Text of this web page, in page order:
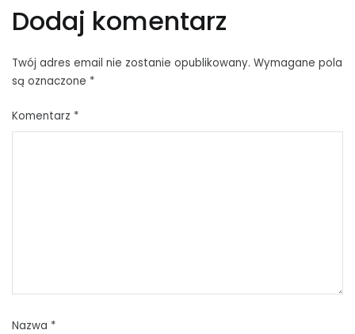
Dodaj komentarz
Twój adres email nie zostanie opublikowany. Wymagane pola
są oznaczone *
Komentarz *
Nazwa *